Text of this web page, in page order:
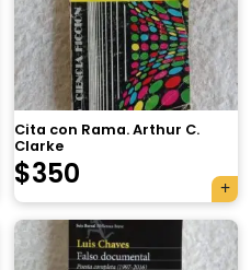
Cita con Rama. Arthur C.
Clarke
$350